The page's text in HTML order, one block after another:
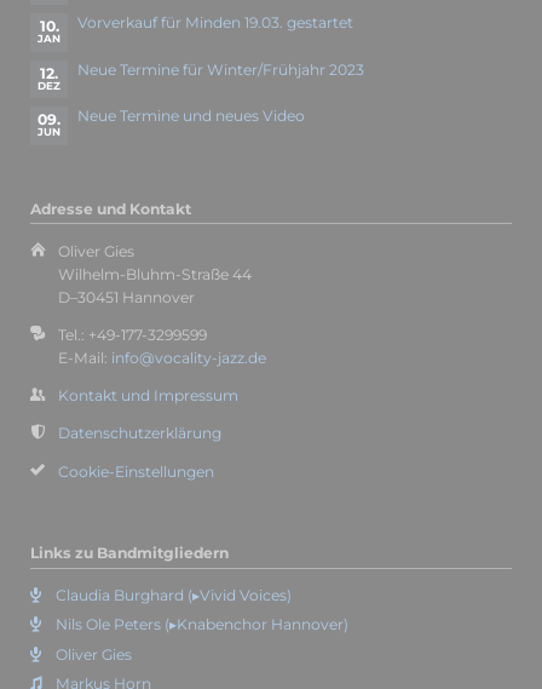
10.
JAN
Vorverkauf für Minden 19.03. gestartet
12.
DEZ
Neue Termine für Winter/Frühjahr 2023
09.
JUN
Neue Termine und neues Video
Adresse und Kontakt
Oliver Gies
Wilhelm-Bluhm-Straße 44
D–30451 Hannover
Tel.: +49-177-3299599
E-Mail: info@vocality-jazz.de
Kontakt und Impressum
Datenschutzerklärung
Cookie-Einstellungen
Links zu Bandmitgliedern
Claudia Burghard (▸Vivid Voices)
Nils Ole Peters (▸Knabenchor Hannover)
Oliver Gies
Markus Horn